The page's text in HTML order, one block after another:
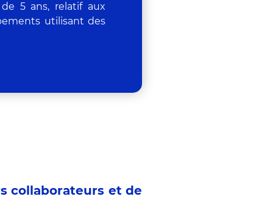
5 ans, relatif aux
utilisant des
collaborateurs et de